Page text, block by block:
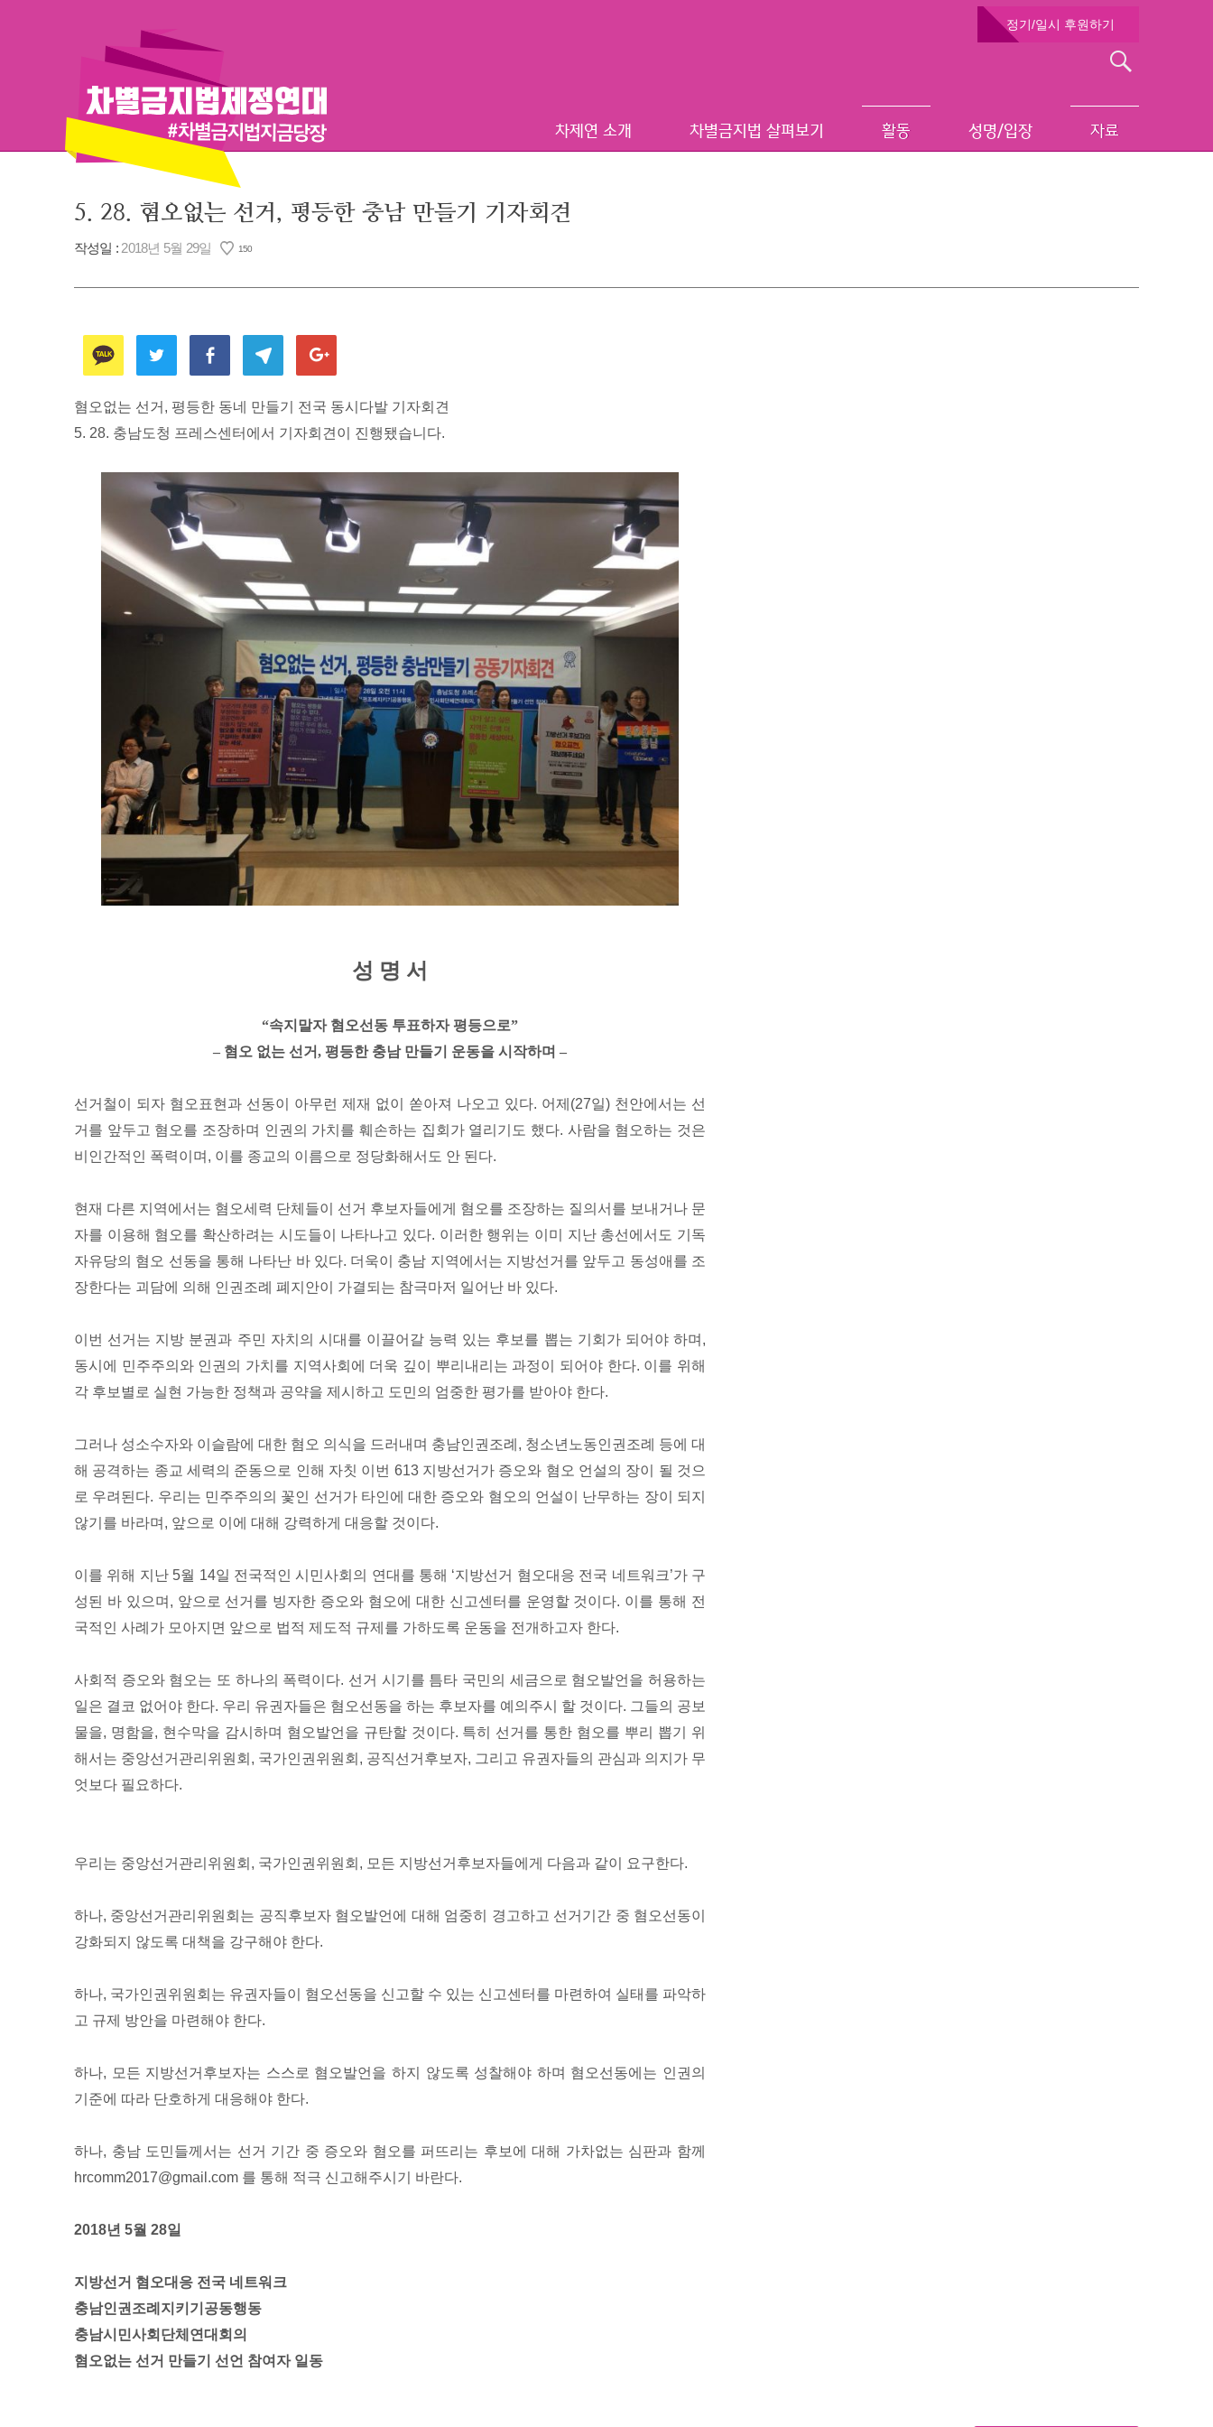
정기/일시 후원하기
차제연 소개 차별금지법 살펴보기 활동 성명/입장 자료
5. 28. 혐오없는 선거, 평등한 충남 만들기 기자회견
작성일 : 2018년 5월 29일 150
혐오없는 선거, 평등한 동네 만들기 전국 동시다발 기자회견
5. 28. 충남도청 프레스센터에서 기자회견이 진행됐습니다.
성 명 서
“속지말자 혐오선동 투표하자 평등으로”
– 혐오 없는 선거, 평등한 충남 만들기 운동을 시작하며 –
선거철이 되자 혐오표현과 선동이 아무런 제재 없이 쏟아져 나오고 있다. 어제(27일) 천안에서는 선
거를 앞두고 혐오를 조장하며 인권의 가치를 훼손하는 집회가 열리기도 했다. 사람을 혐오하는 것은
비인간적인 폭력이며, 이를 종교의 이름으로 정당화해서도 안 된다.
현재 다른 지역에서는 혐오세력 단체들이 선거 후보자들에게 혐오를 조장하는 질의서를 보내거나 문
자를 이용해 혐오를 확산하려는 시도들이 나타나고 있다. 이러한 행위는 이미 지난 총선에서도 기독
자유당의 혐오 선동을 통해 나타난 바 있다. 더욱이 충남 지역에서는 지방선거를 앞두고 동성애를 조
장한다는 괴담에 의해 인권조례 폐지안이 가결되는 참극마저 일어난 바 있다.
이번 선거는 지방 분권과 주민 자치의 시대를 이끌어갈 능력 있는 후보를 뽑는 기회가 되어야 하며,
동시에 민주주의와 인권의 가치를 지역사회에 더욱 깊이 뿌리내리는 과정이 되어야 한다. 이를 위해
각 후보별로 실현 가능한 정책과 공약을 제시하고 도민의 엄중한 평가를 받아야 한다.
그러나 성소수자와 이슬람에 대한 혐오 의식을 드러내며 충남인권조례, 청소년노동인권조례 등에 대
해 공격하는 종교 세력의 준동으로 인해 자칫 이번 613 지방선거가 증오와 혐오 언설의 장이 될 것으
로 우려된다. 우리는 민주주의의 꽃인 선거가 타인에 대한 증오와 혐오의 언설이 난무하는 장이 되지
않기를 바라며, 앞으로 이에 대해 강력하게 대응할 것이다.
이를 위해 지난 5월 14일 전국적인 시민사회의 연대를 통해 ‘지방선거 혐오대응 전국 네트워크’가 구
성된 바 있으며, 앞으로 선거를 빙자한 증오와 혐오에 대한 신고센터를 운영할 것이다. 이를 통해 전
국적인 사례가 모아지면 앞으로 법적 제도적 규제를 가하도록 운동을 전개하고자 한다.
사회적 증오와 혐오는 또 하나의 폭력이다. 선거 시기를 틈타 국민의 세금으로 혐오발언을 허용하는
일은 결코 없어야 한다. 우리 유권자들은 혐오선동을 하는 후보자를 예의주시 할 것이다. 그들의 공보
물을, 명함을, 현수막을 감시하며 혐오발언을 규탄할 것이다. 특히 선거를 통한 혐오를 뿌리 뽑기 위
해서는 중앙선거관리위원회, 국가인권위원회, 공직선거후보자, 그리고 유권자들의 관심과 의지가 무
엇보다 필요하다.
우리는 중앙선거관리위원회, 국가인권위원회, 모든 지방선거후보자들에게 다음과 같이 요구한다.
하나, 중앙선거관리위원회는 공직후보자 혐오발언에 대해 엄중히 경고하고 선거기간 중 혐오선동이
강화되지 않도록 대책을 강구해야 한다.
하나, 국가인권위원회는 유권자들이 혐오선동을 신고할 수 있는 신고센터를 마련하여 실태를 파악하
고 규제 방안을 마련해야 한다.
하나, 모든 지방선거후보자는 스스로 혐오발언을 하지 않도록 성찰해야 하며 혐오선동에는 인권의
기준에 따라 단호하게 대응해야 한다.
하나, 충남 도민들께서는 선거 기간 중 증오와 혐오를 퍼뜨리는 후보에 대해 가차없는 심판과 함께
hrcomm2017@gmail.com 를 통해 적극 신고해주시기 바란다.
2018년 5월 28일
지방선거 혐오대응 전국 네트워크
충남인권조례지키기공동행동
충남시민사회단체연대회의
혐오없는 선거 만들기 선언 참여자 일동